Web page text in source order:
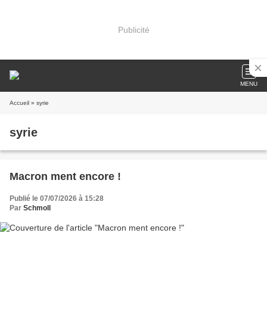
Publicité
MENU
Accueil » syrie
syrie
Macron ment encore !
Publié le 07/07/2026 à 15:28
Par Schmoll